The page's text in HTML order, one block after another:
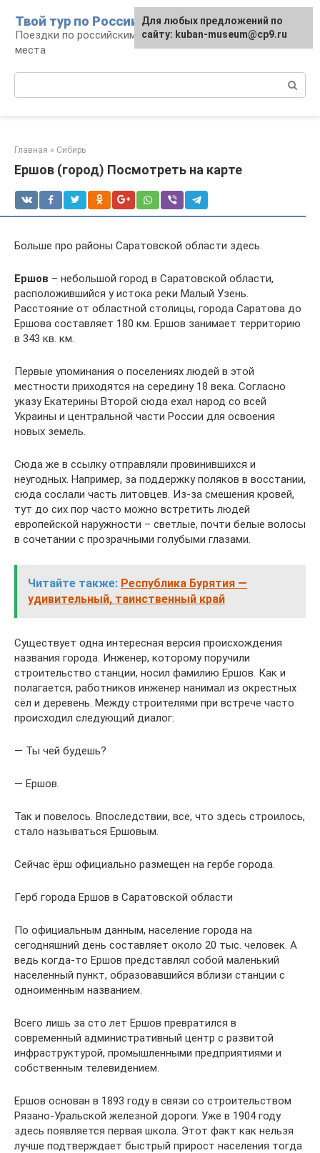
контенту
Твой тур по России
Поездки по российским городам, маршруты и
места
Главная » Сибирь
Ершов (город) Посмотреть на карте
Больше про районы Саратовской области здесь.
Ершов – небольшой город в Саратовской области,
расположившийся у истока реки Малый Узень.
Расстояние от областной столицы, города Саратова до
Ершова составляет 180 км. Ершов занимает территорию
в 343 кв. км.
Первые упоминания о поселениях людей в этой
местности приходятся на середину 18 века. Согласно
указу Екатерины Второй сюда ехал народ со всей
Украины и центральной части России для освоения
новых земель.
Сюда же в ссылку отправляли провинившихся и
неугодных. Например, за поддержку поляков в восстании,
сюда сослали часть литовцев. Из-за смешения кровей,
тут до сих пор часто можно встретить людей
европейской наружности – светлые, почти белые волосы
в сочетании с прозрачными голубыми глазами.
Читайте также: Республика Бурятия —
удивительный, таинственный край
Существует одна интересная версия происхождения
названия города. Инженер, которому поручили
строительство станции, носил фамилию Ершов. Как и
полагается, работников инженер нанимал из окрестных
сёл и деревень. Между строителями при встрече часто
происходил следующий диалог:
— Ты чей будешь?
— Ершов.
Так и повелось. Впоследствии, все, что здесь строилось,
стало называться Ершовым.
Сейчас ёрш официально размещен на гербе города.
Герб города Ершов в Саратовской области
По официальным данным, население города на
сегодняшний день составляет около 20 тыс. человек. А
ведь когда-то Ершов представлял собой маленький
населенный пункт, образовавшийся вблизи станции с
одноименным названием.
Всего лишь за сто лет Ершов превратился в
современный административный центр с развитой
инфраструктурой, промышленными предприятиями и
собственным телевидением.
Ершов основан в 1893 году в связи со строительством
Рязано-Уральской железной дороги. Уже в 1904 году
здесь появляется первая школа. Этот факт как нельзя
лучше подтверждает быстрый прирост населения тогда
Для любых предложений по
сайту: kuban-museum@cp9.ru